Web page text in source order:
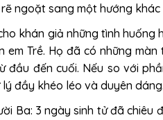
ngoặt sang một hướng khác
khán giả những tình huống
Trề. Họ đã có những
đầu đến cuối. Nếu so với
đầy khéo léo và duyên dáng.
Ba: 3 ngày sinh tử đã chiêu